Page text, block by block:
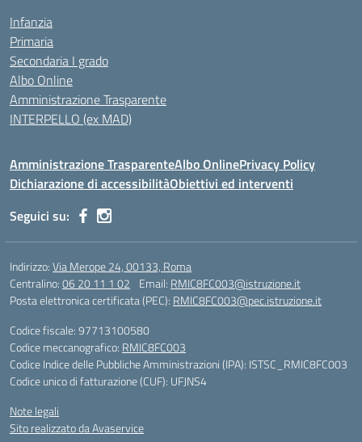
Infanzia
Primaria
Secondaria I grado
Albo Online
Amministrazione Trasparente
INTERPELLO (ex MAD)
Amministrazione TrasparenteAlbo OnlinePrivacy Policy
Dichiarazione di accessibilitàObiettivi ed interventi
Seguici su:
Indirizzo:Via Merope 24, 00133, Roma
Centralino:06 20 11 1 02 Email: RMIC8FC003@istruzione.it
Posta elettronica certificata (PEC): RMIC8FC003@pec.istruzione.it
Codice fiscale: 97713100580
Codice meccanografico: RMIC8FC003
Codice Indice delle Pubbliche Amministrazioni (IPA): ISTSC_RMIC8FC003
Codice unico di fatturazione (CUF): UFJNS4
Note legali
Sito realizzato da Avaservice